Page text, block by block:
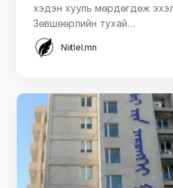
хэдэн хууль мөрдөгдөж
Зөвшөөрлийн тухай…
Niitlel.mn